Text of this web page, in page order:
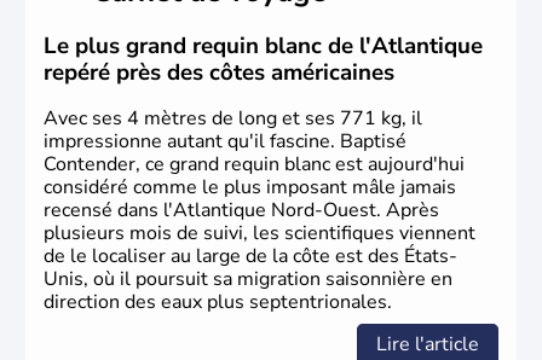
des européens, suite à la découverte du continent par
Christophe Colomb en 1492. Les 13 colonies
britanniques proclament la Déclaration d'indépendance
en 1776 et adoptent leur première constitution en 1787.
La conquête de l'Ouest marque ensuite l'entrée dans une
phase de développement intense.
Le plus grand requin blanc de l'Atlantique
repéré près des côtes américaines
Avec ses 4 mètres de long et ses 771 kg, il
impressionne autant qu'il fascine. Baptisé
Contender, ce grand requin blanc est aujourd'hui
considéré comme le plus imposant mâle jamais
recensé dans l'Atlantique Nord-Ouest. Après
plusieurs mois de suivi, les scientifiques viennent
de le localiser au large de la côte est des États-
Unis, où il poursuit sa migration saisonnière en
direction des eaux plus septentrionales.
Lire l'article